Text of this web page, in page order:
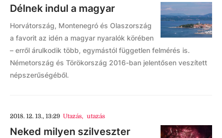
Délnek indul a magyar
Horvátország, Montenegró és Olaszország
a favorit az idén a magyar nyaralók körében
– erről árulkodik több, egymástól független felmérés is.
Németország és Törökország 2016-ban jelentősen veszített
népszerűségéből.
2018. 12. 13., 13:29 Utazás, utazás
Neked milyen szilveszter